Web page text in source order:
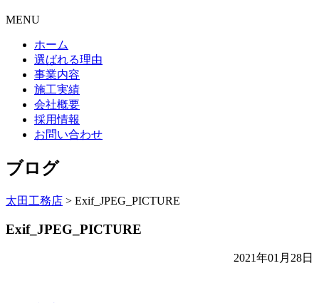
MENU
ホーム
選ばれる理由
事業内容
施工実績
会社概要
採用情報
お問い合わせ
ブログ
太田工務店 > Exif_JPEG_PICTURE
Exif_JPEG_PICTURE
2021年01月28日